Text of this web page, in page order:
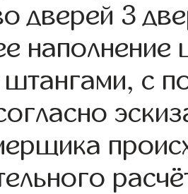
дверей 3
штангами, с